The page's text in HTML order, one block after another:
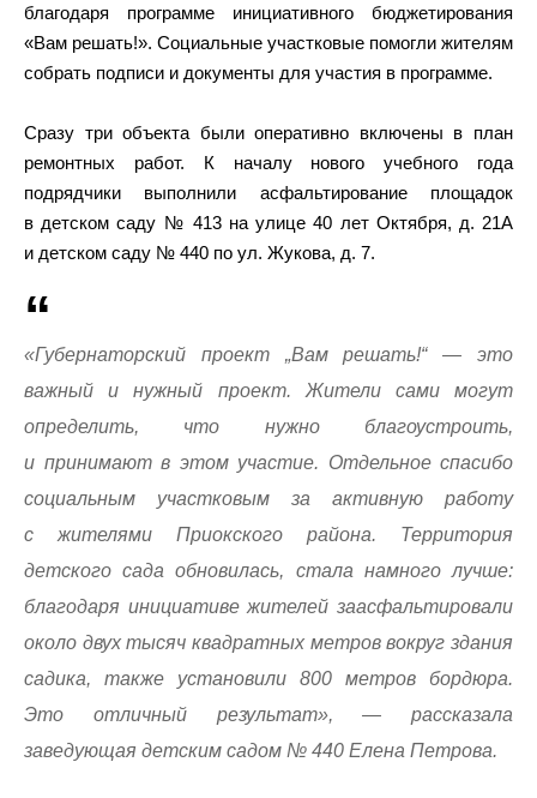
благодаря программе инициативного бюджетирования
«Вам решать!». Социальные участковые помогли жителям
собрать подписи и документы для участия в программе.
Сразу три объекта были оперативно включены в план
ремонтных работ. К началу нового учебного года
подрядчики выполнили асфальтирование площадок
в детском саду № 413 на улице 40 лет Октября, д. 21А
и детском саду № 440 по ул. Жукова, д. 7.
«Губернаторский проект „Вам решать!“ — это
важный и нужный проект. Жители сами могут
определить, что нужно благоустроить,
и принимают в этом участие. Отдельное спасибо
социальным участковым за активную работу
с жителями Приокского района. Территория
детского сада обновилась, стала намного лучше:
благодаря инициативе жителей заасфальтировали
около двух тысяч квадратных метров вокруг здания
садика, также установили 800 метров бордюра.
Это отличный результат», — рассказала
заведующая детским садом № 440 Елена Петрова.